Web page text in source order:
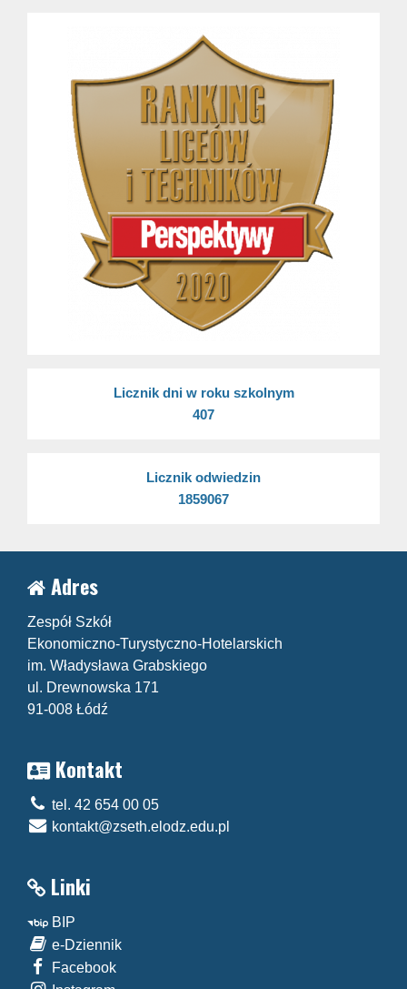
Licznik dni w roku szkolnym
407
Licznik odwiedzin
1859067
Adres
Zespół Szkół
Ekonomiczno-Turystyczno-Hotelarskich
im. Władysława Grabskiego
ul. Drewnowska 171
91-008 Łódź
Kontakt
tel. 42 654 00 05
kontakt@zseth.elodz.edu.pl
Linki
BIP
e-Dziennik
Facebook